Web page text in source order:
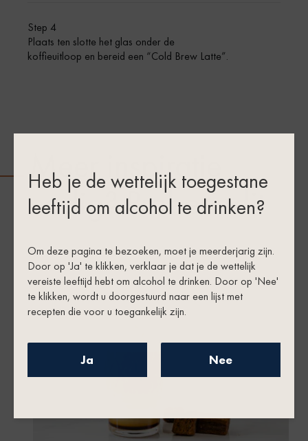
Step 4
Plaats ten slotte het glas onder de
koffieuitloop en bereid een “Cold Brew Latte”.
Meer inspiratie
nodig? Probeer dit
Heb je de wettelijk toegestane
leeftijd om alcohol te drinken?
Om deze pagina te bezoeken, moet je meerderjarig zijn.
Door op 'Ja' te klikken, verklaar je dat je de wettelijk
vereiste leeftijd hebt om alcohol te drinken. Door op 'Nee'
te klikken, wordt u doorgestuurd naar een lijst met
recepten die voor u toegankelijk zijn.
Ja Nee